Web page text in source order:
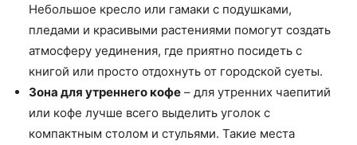
Небольшое кресло или гамаки с подушками,
пледами и красивыми растениями помогут создать
атмосферу уединения, где приятно посидеть с
книгой или просто отдохнуть от городской суеты.
Зона для утреннего кофе – для утренних чаепитий
или кофе лучше всего выделить уголок с
компактным столом и стульями. Такие места